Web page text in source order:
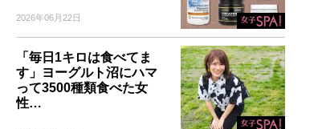
2026年06月22日
「毎日1キロは食べてま
す」ヨーグルト沼にハマ
って3500種類食べた女
性…